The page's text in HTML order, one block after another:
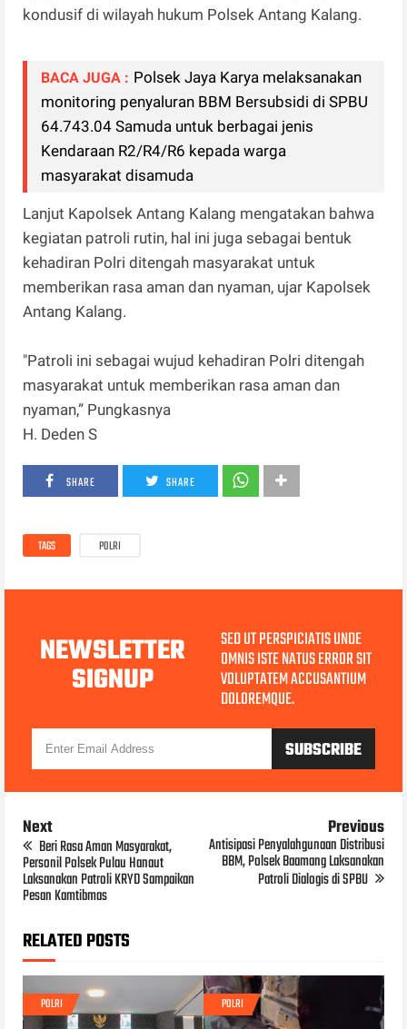
kondusif di wilayah hukum Polsek Antang Kalang.
BACA JUGA : Polsek Jaya Karya melaksanakan
monitoring penyaluran BBM Bersubsidi di SPBU
64.743.04 Samuda untuk berbagai jenis
Kendaraan R2/R4/R6 kepada warga
masyarakat disamuda
Lanjut Kapolsek Antang Kalang mengatakan bahwa
kegiatan patroli rutin, hal ini juga sebagai bentuk
kehadiran Polri ditengah masyarakat untuk
memberikan rasa aman dan nyaman, ujar Kapolsek
Antang Kalang.
"Patroli ini sebagai wujud kehadiran Polri ditengah
masyarakat untuk memberikan rasa aman dan
nyaman,” Pungkasnya
H. Deden S
SHARE SHARE
TAGS POLRI
NEWSLETTER
SIGNUP
SED UT PERSPICIATIS UNDE
OMNIS ISTE NATUS ERROR SIT
VOLUPTATEM ACCUSANTIUM
DOLOREMQUE.
Next
Beri Rasa Aman Masyarakat,
Personil Polsek Pulau Hanaut
Laksanakan Patroli KRYD Sampaikan
Pesan Kamtibmas
Previous
Antisipasi Penyalahgunaan Distribusi
BBM, Polsek Baamang Laksanakan
Patroli Dialogis di SPBU
RELATED POSTS
POLRI POLRI